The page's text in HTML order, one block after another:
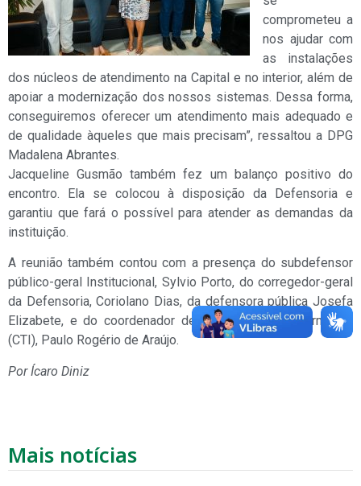
comprometeu a
nos ajudar com
as instalações
dos núcleos de atendimento na Capital e no interior, além de
apoiar a modernização dos nossos sistemas. Dessa forma,
conseguiremos oferecer um atendimento mais adequado e
de qualidade àqueles que mais precisam”, ressaltou a DPG
Madalena Abrantes.
Jacqueline Gusmão também fez um balanço positivo do
encontro. Ela se colocou à disposição da Defensoria e
garantiu que fará o possível para atender as demandas da
instituição.
A reunião também contou com a presença do subdefensor
público-geral Institucional, Sylvio Porto, do corregedor-geral
da Defensoria, Coriolano Dias, da defensora pública Josefa
Elizabete, e do coordenador de Tecnologia da Informação
(CTI), Paulo Rogério de Araújo.
Por Ícaro Diniz
Mais notícias